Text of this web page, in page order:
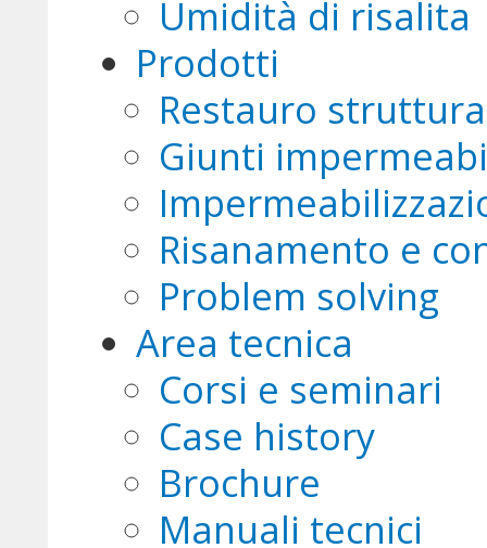
Umidità di risalita
Prodotti
Restauro
Giunti
Risanamento e
Problem solving
Area tecnica
Corsi e seminari
Case history
Brochure
Manuali tecnici